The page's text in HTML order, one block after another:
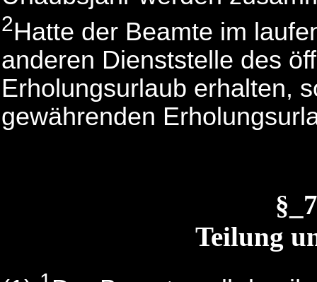
2Hatte der Beamte im
anderen Dienststelle des
Erholungsurlaub erhalten,
gewährenden
Teilung